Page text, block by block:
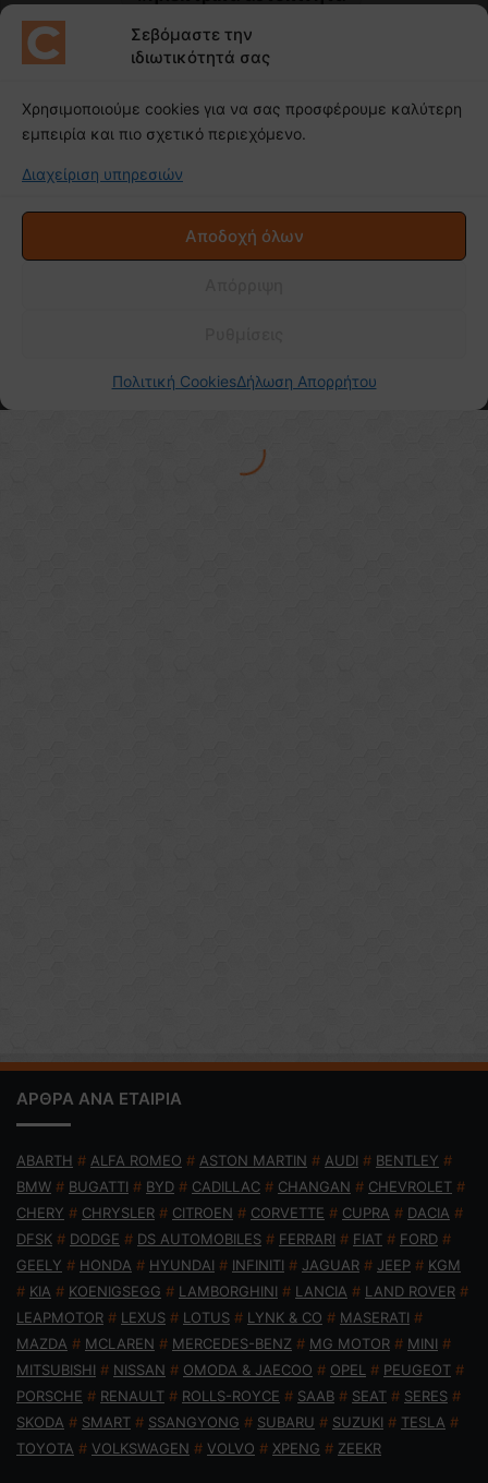
ΑΡΘΡΑ ΑΝΑ ΕΤΑΙΡΙΑ
ABARTH # ALFA ROMEO # ASTON MARTIN # AUDI # BENTLEY #
BMW # BUGATTI # BYD # CADILLAC # CHANGAN # CHEVROLET #
CHERY # CHRYSLER # CITROEN # CORVETTE # CUPRA # DACIA #
DFSK # DODGE # DS AUTOMOBILES # FERRARI # FIAT # FORD #
GEELY # HONDA # HYUNDAI # INFINITI # JAGUAR # JEEP # KGM
# KIA # KOENIGSEGG # LAMBORGHINI # LANCIA # LAND ROVER #
LEAPMOTOR # LEXUS # LOTUS # LYNK & CO # MASERATI #
MAZDA # MCLAREN # MERCEDES-BENZ # MG MOTOR # MINI #
MITSUBISHI # NISSAN # OMODA & JAECOO # OPEL # PEUGEOT #
PORSCHE # RENAULT # ROLLS-ROYCE # SAAB # SEAT # SERES #
SKODA # SMART # SSANGYONG # SUBARU # SUZUKI # TESLA #
TOYOTA # VOLKSWAGEN # VOLVO # XPENG # ZEEKR